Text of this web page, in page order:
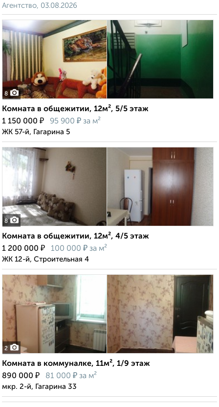
Агентство, 03.08.2026
8
Комната в общежитии, 12м², 5/5 этаж
1 150 000 ₽ 95 900 ₽ за м²
ЖК 57-й, Гагарина 5
8
Комната в общежитии, 12м², 4/5 этаж
1 200 000 ₽ 100 000 ₽ за м²
ЖК 12-й, Строительная 4
2
Комната в коммуналке, 11м², 1/9 этаж
890 000 ₽ 81 000 ₽ за м²
мкр. 2-й, Гагарина 33